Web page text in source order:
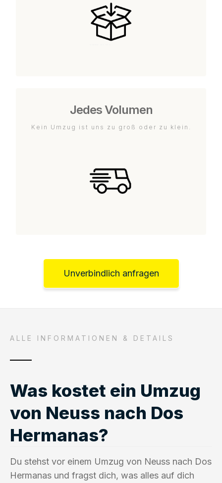
Jedes Volumen
Kein Umzug ist uns zu groß oder zu klein.
Unverbindlich anfragen
ALLE INFORMATIONEN & DETAILS
Was kostet ein Umzug
von Neuss nach Dos
Hermanas?
Du stehst vor einem Umzug von Neuss nach Dos
Hermanas und fragst dich, was alles auf dich